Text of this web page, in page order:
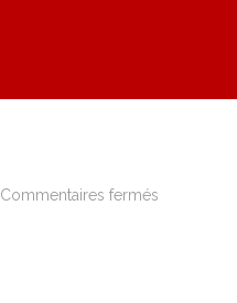
Commentaires fermés